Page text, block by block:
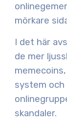
mörkare
I det här
de mer
system och
skandaler.